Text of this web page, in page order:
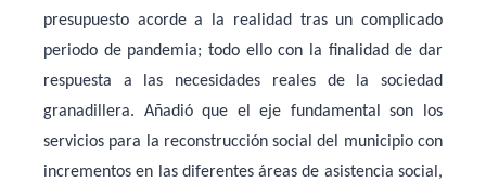
presupuesto acorde a la realidad tras un complicado
periodo de pandemia; todo ello con la finalidad de dar
respuesta a las necesidades reales de la sociedad
granadillera. Añadió que el eje fundamental son los
servicios para la reconstrucción social del municipio con
incrementos en las diferentes áreas de asistencia social,